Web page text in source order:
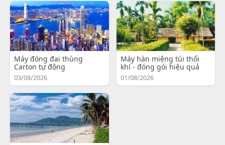
Máy đóng đai thùng
Carton tự động
03/08/2026
Máy hàn miệng túi thổi
khí - đóng gói hiệu quả
01/08/2026